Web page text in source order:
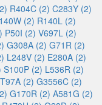
R404C (2) C283Y (2)
(2) R140L (2)
P50I (2) V697L (2)
G308A (2) G71R (2)
L248V (2) E280A (2)
S100P (2) L536R (2)
T97A (2) G3556C (2)
G170R (2) A581G (2)